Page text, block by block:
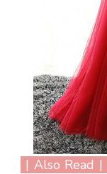
| Also Read |